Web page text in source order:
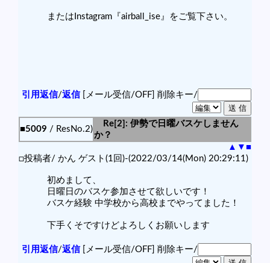
またはInstagram『airball_ise』をご覧下さい。
引用返信/返信[メール受信/OFF] 削除キー/
■5009 / ResNo.2)
Re[2]: 伊勢で日曜バスケしません
か？
▲ ▼ ■
□投稿者/ かん ゲスト(1回)-(2022/03/14(Mon) 20:29:11)
初めまして、
日曜日のバスケ参加させて欲しいです！
バスケ経験 中学校から高校までやってました！
下手くそですけどよろしくお願いします
引用返信/返信[メール受信/OFF] 削除キー/